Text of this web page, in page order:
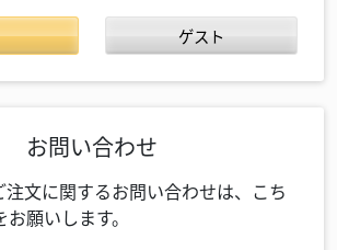
ゲスト
お問い合わせ
注文に関するお問い合わせは、こち
願いします。